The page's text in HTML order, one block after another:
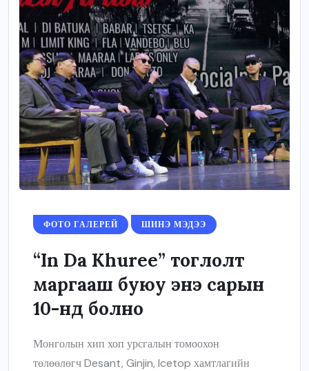
ФОТО ГАЛЕРЕЙ ШИНЭ МЭДЭЭ
“In Da Khuree” тоглолт
маргааш буюу энэ сарын
10-нд болно
Монголын хип хоп урсгалын томоохон
төлөөлөгч Desant, Ginjin, Icetop хамтлагийн